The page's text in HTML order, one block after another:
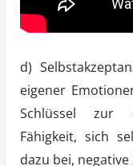
d)
eigener
Schlüssel zur
Fähigkeit, sich
dazu bei,